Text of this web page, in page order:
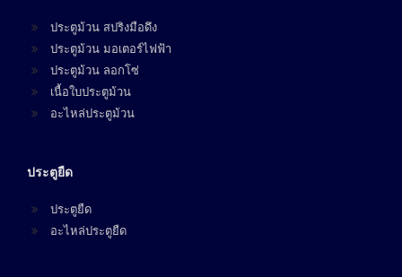
ประตูม้วน สปริงมือดึง
ประตูม้วน มอเตอร์ไฟฟ้า
ประตูม้วน ลอกโซ่
เนื้อใบประตูม้วน
อะไหล่ประตูม้วน
ประตูยืด
ประตูยืด
อะไหล่ประตูยืด